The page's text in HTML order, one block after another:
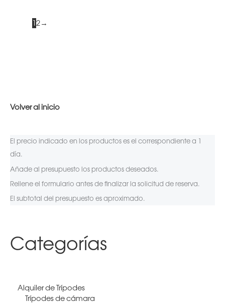
Volver al inicio
El precio indicado en los productos es el correspondiente a 1
día.
Añade al presupuesto los productos deseados.
Rellene el formulario antes de finalizar la solicitud de reserva.
El subtotal del presupuesto es aproximado.
Categorías
Alquiler de Trípodes
Trípodes de cámara
12→